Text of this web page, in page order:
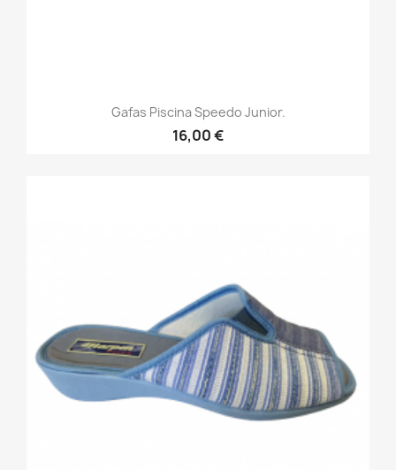
Gafas Piscina Speedo Junior.
16,00 €